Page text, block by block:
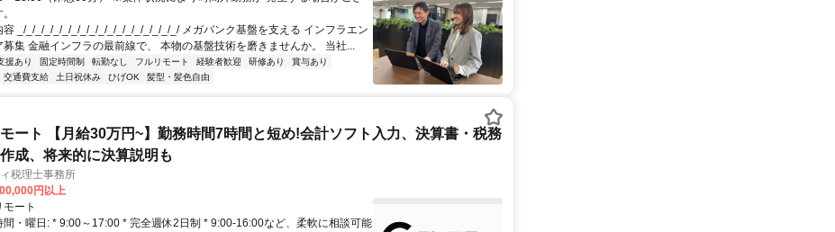
容 _/_/_/_/_/_/_/_/_/_/_/_/_/_/_/_/_/_/ メガバンク基盤を支える インフラエン
募集 金融インフラの最前線で、 本物の基盤技術を磨きませんか。 当社...
援あり 固定時間制 転勤なし フルリモート 経験者歓迎 研修あり
賞与あり
交通費支給 土日祝休み ひげOK 髪型・髪色自由
ート 【月給30万円~】勤務時間7時間と短め!会計ソフト入力、決算書・税務
成、将来的に決算説明も
税理士事務所
円以上
モート
間・曜日: * 9:00～17:00 * 完全週休2日制 * 9:00-16:00など、柔軟に相談可能